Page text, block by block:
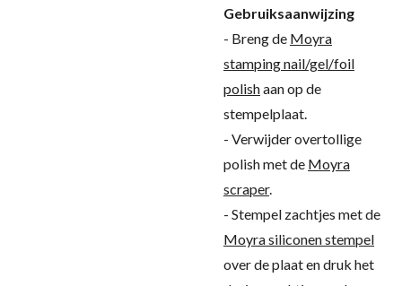
Gebruiksaanwijzing
- Breng de Moyra
stamping nail/gel/foil
polishaan op de
stempelplaat.
- Verwijder overtollige
polish met de Moyra
scraper.
- Stempel zachtjes met de
Moyra siliconen stempel
over de plaat en druk het